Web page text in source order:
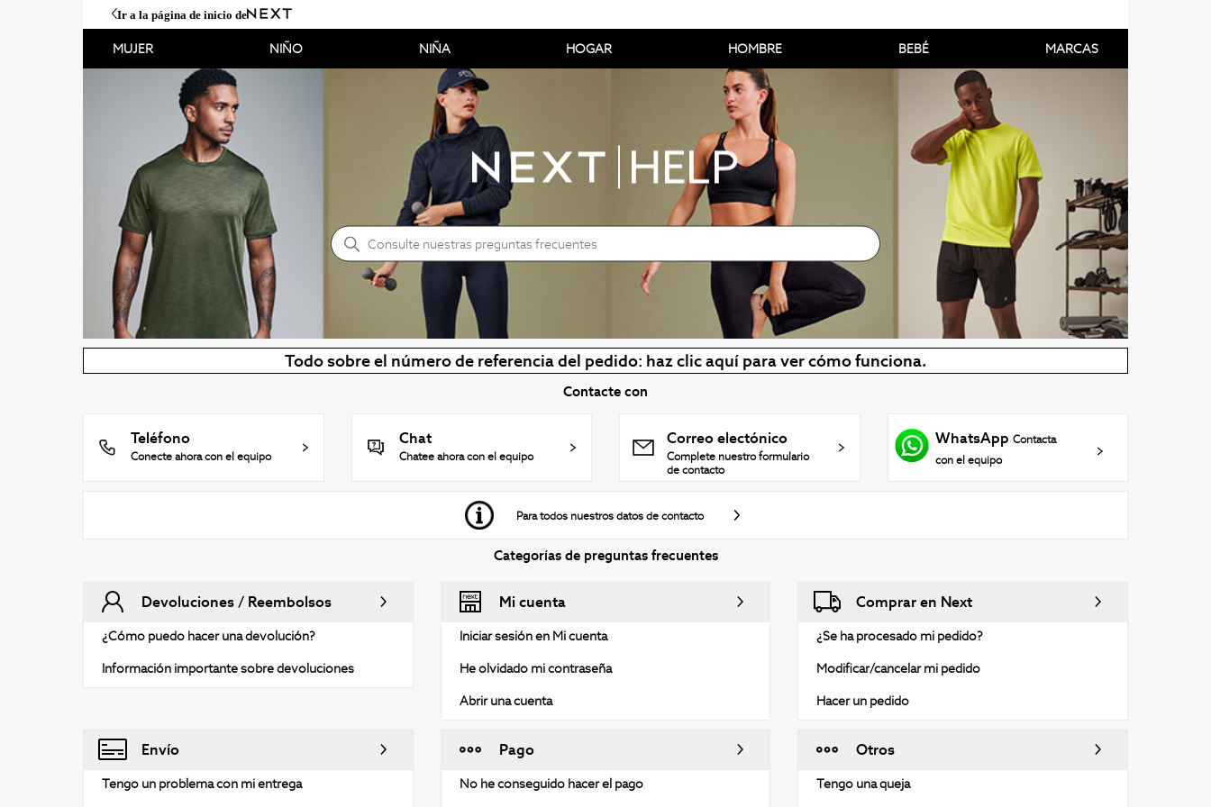
Ir a la página de inicio de
MUJER NIÑO NIÑA HOGAR HOMBRE BEBÉ MARCAS
NEXT Centro de ayuda
Búsqueda
Todo sobre el número de referencia del pedido: haz clic aquí para ver cómo funciona.
Contacte con
Teléfono
Conecte ahora con el equipo
Chat
Chatee ahora con el equipo
Correo electónico
Complete nuestro formulario
de contacto
WhatsApp Contacta
con el equipo
Para todos nuestros datos de contacto
Categorías de preguntas frecuentes
Devoluciones / Reembolsos
¿Cómo puedo hacer una devolución?
Información importante sobre devoluciones
Mi cuenta
Iniciar sesión en Mi cuenta
He olvidado mi contraseña
Abrir una cuenta
Comprar en Next
¿Se ha procesado mi pedido?
Modificar/cancelar mi pedido
Hacer un pedido
Envío
Tengo un problema con mi entrega
Pago
No he conseguido hacer el pago
Otros
Tengo una queja